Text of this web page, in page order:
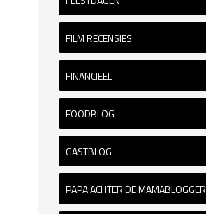
FILM RECENSIES
FINANCIEEL
FOODBLOG
GASTBLOG
PAPA ACHTER DE MAMABLOGGER